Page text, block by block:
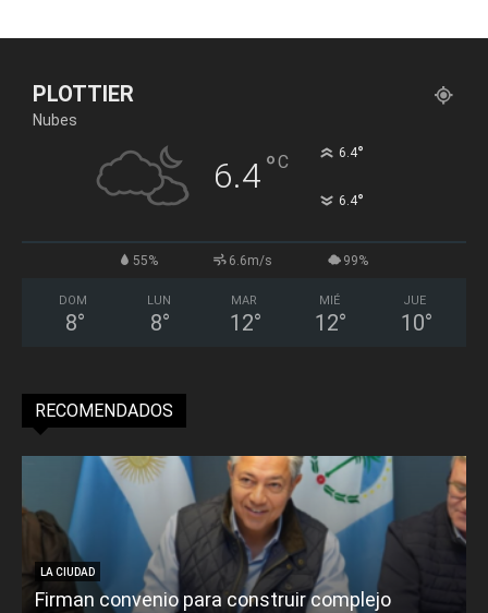
PLOTTIER
Nubes
6.4°C 6.4°
6.4°
55% 6.6m/s 99%
DOM
8°
LUN
8°
MAR
12°
MIÉ
12°
JUE
10°
RECOMENDADOS
LA CIUDAD
Firman convenio para construir complejo